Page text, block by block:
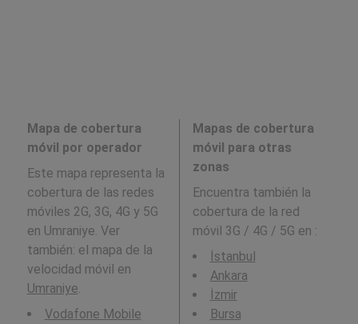
Mapa de cobertura
móvil por operador
Este mapa representa la
cobertura de las redes
móviles 2G, 3G, 4G y 5G
en Umraniye. Ver
también: el mapa de la
velocidad móvil en
Umraniye
Vodafone Mobile
Mapas de cobertura
móvil para otras
zonas
Encuentra también la
cobertura de la red
móvil 3G / 4G / 5G en :
İstanbul
Ankara
İzmir
Bursa